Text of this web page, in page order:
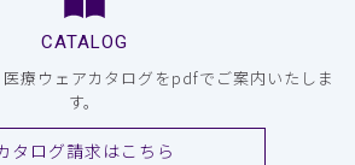
CATALOG
療ウェアカタログをpdfでご案内いたしま
す。
タログ請求はこちら